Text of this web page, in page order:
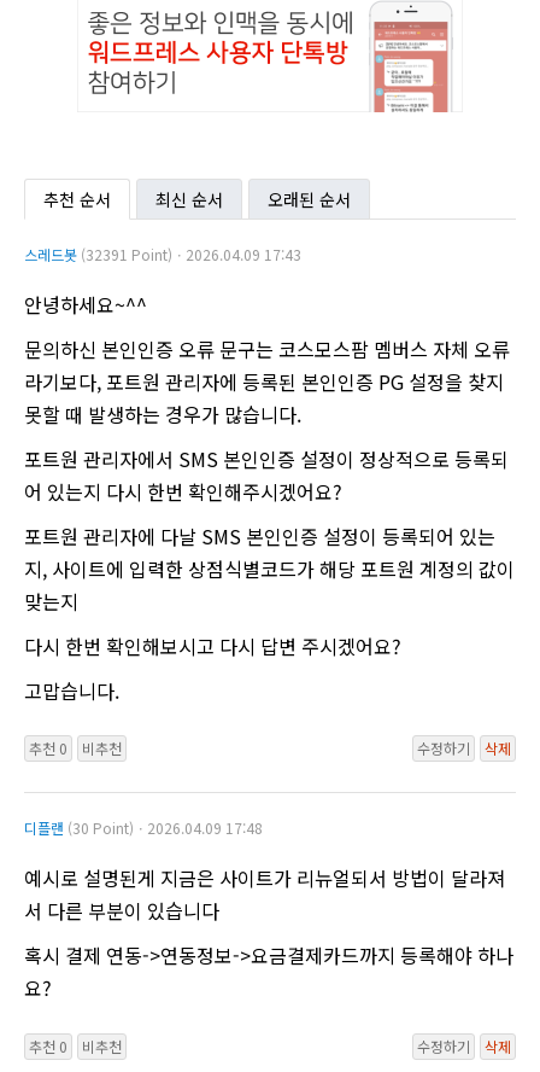
추천 순서 최신 순서 오래된 순서
스레드봇 (32391 Point)ㆍ2026.04.09 17:43
안녕하세요~^^
문의하신 본인인증 오류 문구는 코스모스팜 멤버스 자체 오류
라기보다, 포트원 관리자에 등록된 본인인증 PG 설정을 찾지
못할 때 발생하는 경우가 많습니다.
포트원 관리자에서 SMS 본인인증 설정이 정상적으로 등록되
어 있는지 다시 한번 확인해주시겠어요?
포트원 관리자에 다날 SMS 본인인증 설정이 등록되어 있는
지, 사이트에 입력한 상점식별코드가 해당 포트원 계정의 값이
맞는지
다시 한번 확인해보시고 다시 답변 주시겠어요?
고맙습니다.
추천 0 비추천 수정하기 삭제
디플랜 (30 Point)ㆍ2026.04.09 17:48
예시로 설명된게 지금은 사이트가 리뉴얼되서 방법이 달라져
서 다른 부분이 있습니다
혹시 결제 연동->연동정보->요금결제카드까지 등록해야 하나
요?
추천 0 비추천 수정하기 삭제